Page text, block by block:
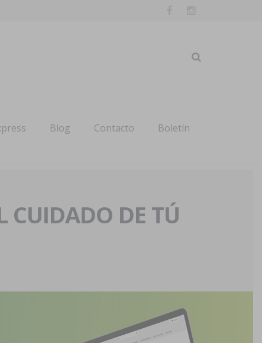
Blog Contacto Boletín
CUIDADO DE TÚ